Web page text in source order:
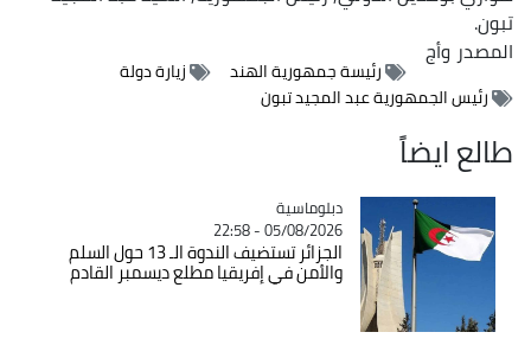
تبون.
المصدروأج
رئيسة جمهورية الهند
زيارة دولة
رئيس الجمهورية عبد المجيد تبون
طالع ايضاً
Catégorie
دبلوماسية
05/08/2026 - 22:58
الجزائر تستضيف الندوة الـ 13 حول السلم
والأمن في إفريقيا مطلع ديسمبر القادم